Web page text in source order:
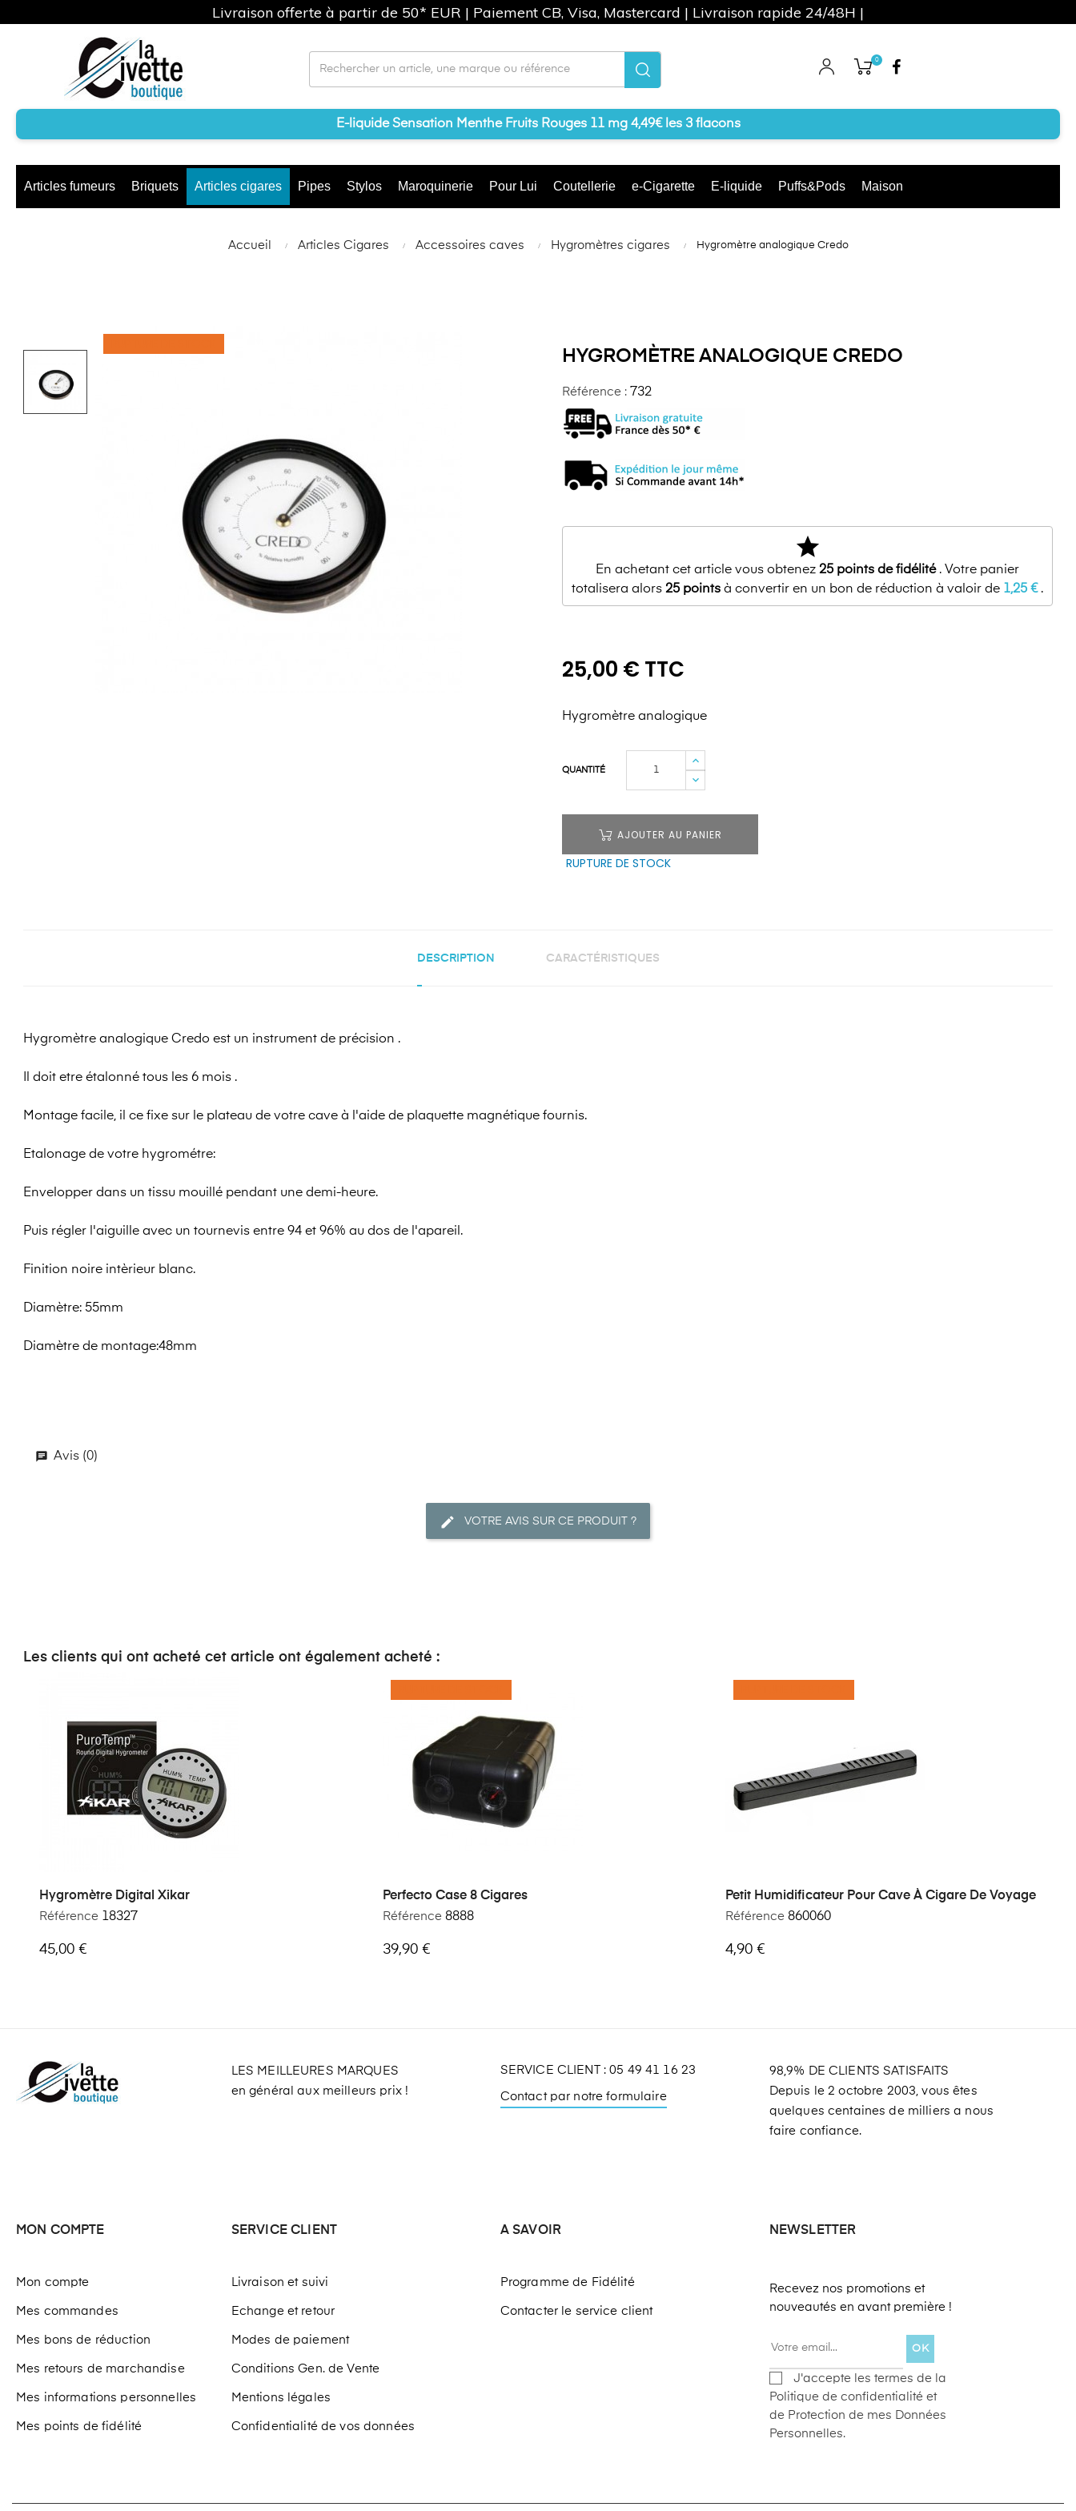
0
E-liquide Sensation Menthe Fruits Rouges 11 mg 4,49€ les 3 flacons
Articles fumeurs Briquets Articles cigares Pipes Stylos Maroquinerie Pour Lui Coutellerie e-Cigarette E-liquide Puffs&Pods Maison
Accueil Articles Cigares Accessoires caves Hygromètres cigares Hygromètre analogique Credo
HYGROMÈTRE ANALOGIQUE CREDO
Référence : 732
star
En achetant cet article vous obtenez 25points de fidélité. Votre panier
totalisera alors 25points à convertir en un bon de réduction à valoir de 1,25 €.
25,00 € TTC
Hygromètre analogique
QUANTITÉ
AJOUTER AU PANIER
RUPTURE DE STOCK
DESCRIPTION CARACTÉRISTIQUES
Hygromètre analogique Credo est un instrument de précision .
Il doit etre étalonné tous les 6 mois .
Montage facile, il ce fixe sur le plateau de votre cave à l'aide de plaquette magnétique fournis.
Etalonage de votre hygrométre:
Envelopper dans un tissu mouillé pendant une demi-heure.
Puis régler l'aiguille avec un tournevis entre 94 et 96% au dos de l'apareil.
Finition noire intèrieur blanc.
Diamètre: 55mm
Diamètre de montage:48mm
Avis (0)
VOTRE AVIS SUR CE PRODUIT ?
Les clients qui ont acheté cet article ont également acheté :
Hygromètre Digital Xikar
Référence 18327
45,00 €
Perfecto Case 8 Cigares
Référence 8888
39,90 €
Petit Humidificateur Pour Cave À Cigare De Voyage
Référence 860060
4,90 €
LES MEILLEURES MARQUES
en général aux meilleurs prix !
SERVICE CLIENT : 05 49 41 16 23
Contact par notre formulaire
98,9% DE CLIENTS SATISFAITS
Depuis le 2 octobre 2003, vous êtes
quelques centaines de milliers a nous
faire confiance.
MON COMPTE
Mon compte
Mes commandes
Mes bons de réduction
Mes retours de marchandise
Mes informations personnelles
Mes points de fidélité
SERVICE CLIENT
Livraison et suivi
Echange et retour
Modes de paiement
Conditions Gen. de Vente
Mentions légales
Confidentialité de vos données
A SAVOIR
Programme de Fidélité
Contacter le service client
NEWSLETTER
Recevez nos promotions et
nouveautés en avant première !
OK
J'accepte les termes de la
Politique de confidentialité et
de Protection de mes Données
Personnelles.
Livraison offerte à partir de 50* EUR | Paiement CB, Visa, Mastercard | Livraison rapide 24/48H |